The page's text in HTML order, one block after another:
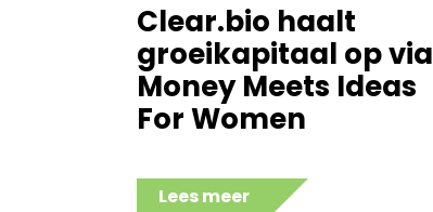
Clear.bio haalt
groeikapitaal op via
Money Meets Ideas
For Women
Lees meer